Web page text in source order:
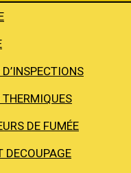
DE FUMÉE
DECOUPAGE